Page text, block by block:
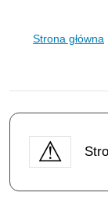
Strona główna